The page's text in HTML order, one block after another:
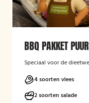
BBQ PAKKET
Speciaal voor de
4 soorten vlees
2 soorten salade